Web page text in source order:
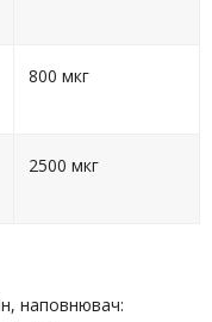
800 мкг
2500 мкг
наповнювач: